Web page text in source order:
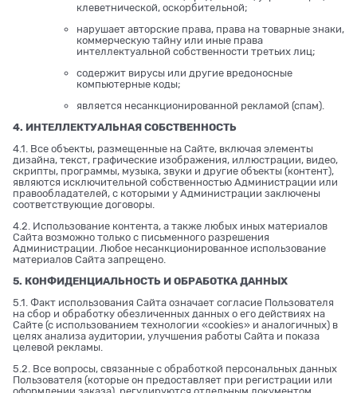
клеветнической, оскорбительной;
нарушает авторские права, права на товарные знаки,
коммерческую тайну или иные права
интеллектуальной собственности третьих лиц;
содержит вирусы или другие вредоносные
компьютерные коды;
является несанкционированной рекламой (спам).
4. ИНТЕЛЛЕКТУАЛЬНАЯ СОБСТВЕННОСТЬ
4.1. Все объекты, размещенные на Сайте, включая элементы
дизайна, текст, графические изображения, иллюстрации, видео,
скрипты, программы, музыка, звуки и другие объекты (контент),
являются исключительной собственностью Администрации или
правообладателей, с которыми у Администрации заключены
соответствующие договоры.
4.2. Использование контента, а также любых иных материалов
Сайта возможно только с письменного разрешения
Администрации. Любое несанкционированное использование
материалов Сайта запрещено.
5. КОНФИДЕНЦИАЛЬНОСТЬ И ОБРАБОТКА ДАННЫХ
5.1. Факт использования Сайта означает согласие Пользователя
на сбор и обработку обезличенных данных о его действиях на
Сайте (с использованием технологии «cookies» и аналогичных) в
целях анализа аудитории, улучшения работы Сайта и показа
целевой рекламы.
5.2. Все вопросы, связанные с обработкой персональных данных
Пользователя (которые он предоставляет при регистрации или